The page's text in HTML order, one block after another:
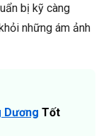
bị kỹ càng
những ám ảnh
Dương Tốt